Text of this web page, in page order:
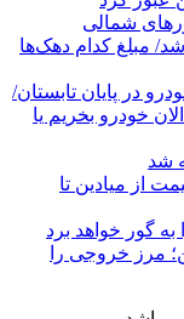
شمالی
مرداد ۱۴۰۵ اعلام شد/ مبلغ کدام دهک‌ها
در پایان تابستان/
خودرو بخریم یا
شد
از میادین تا
گور خواهد برد
مرز خروجی را